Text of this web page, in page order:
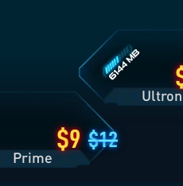
9 12
Prime
Ultron